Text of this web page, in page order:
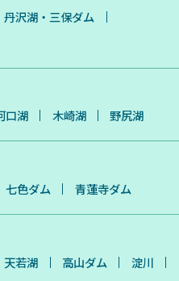
丹沢湖・三保ダム
口湖 木崎湖 野尻湖
七色ダム 青蓮寺ダム
天若湖 高山ダム
淀川